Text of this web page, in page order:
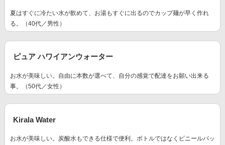
夏はすぐに冷たい水が飲めて、お湯もすぐに出るのでカップ麺が早く作れ
る。（40代／男性）
ピュア ハワイアンウォーター
お水が美味しい。自由に本数が選べて、自分の感覚で配達をお願い出来る
事。（50代／女性）
Kirala Water
お水が美味しい。炭酸水もできる仕様で便利。ボトルではなくビニールパッ